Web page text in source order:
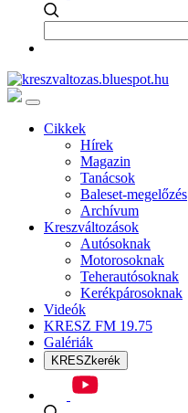
Cikkek
Hírek
Magazin
Tanácsok
Baleset-megelőzés
Archívum
Kreszváltozások
Autósoknak
Motorosoknak
Teherautósoknak
Kerékpárosoknak
Videók
KRESZ FM 19.75
Galériák
KRESZkerék